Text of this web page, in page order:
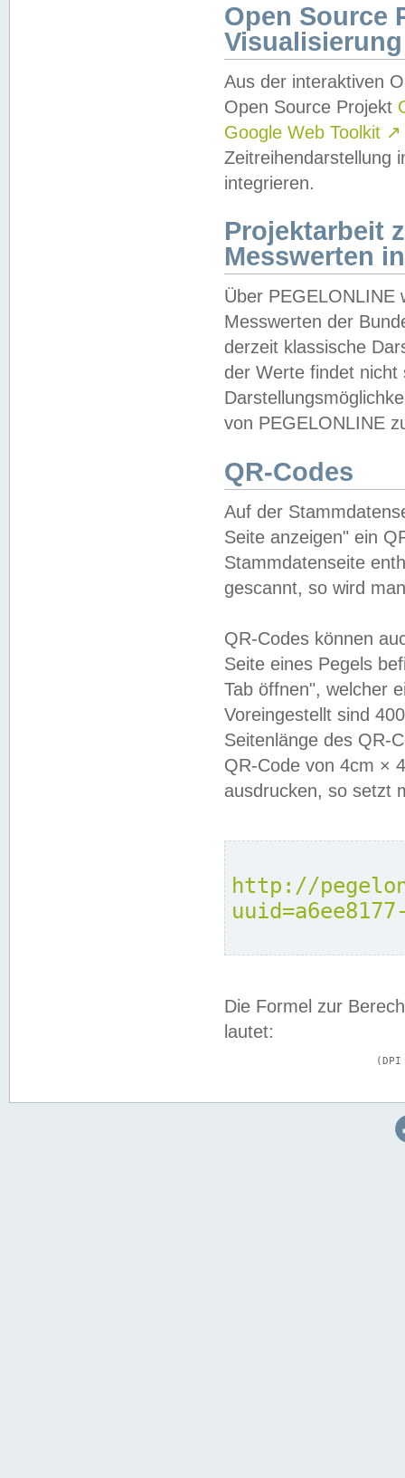
Open Source
Visualisierung
Aus der interaktiven
Open Source Projekt
Google Web Toolkit ↗
Zeitreihendarstellung
integrieren.
Projektarbeit
Messwerten
Über PEGELONLINE
Messwerten der
derzeit klassische
der Werte findet
von PEGELONLINE
QR-Codes
Auf der
Seite anzeigen" ein
Stammdatenseite
gescannt, so wird
QR-Codes können
Seite eines Pegels
Tab öffnen", welcher
Voreingestellt sind
Seitenlänge des QR-
QR-Code von 4cm ×
ausdrucken, so setzt
http://
Die Formel zur
lautet: